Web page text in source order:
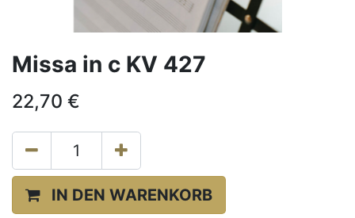
Missa in c KV 427
22,70 €
IN DEN WARENKORB